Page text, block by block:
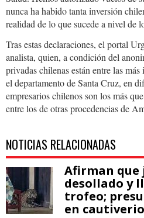
nunca ha habido tanta inversión
realidad de lo que sucede a nivel de
Tras estas declaraciones, el portal
analista, quien, a condición del
privadas chilenas están entre las
el departamento de Santa Cruz, en
empresarios chilenos son los más
entre los de otras procedencias de
NOTICIAS RELACIONADAS
Afirman
desollado y
trofeo;
en cautiverio